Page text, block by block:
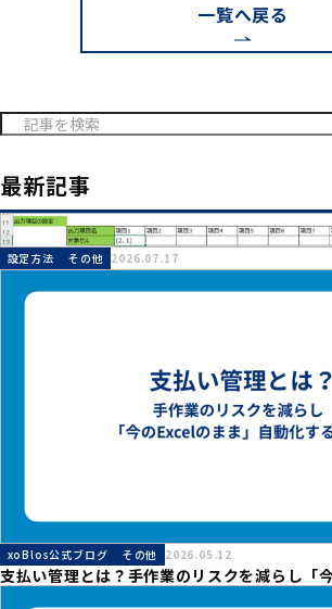
一覧へ戻る
検
最新記事
設定方法 その他 2026.07.17
xoBlos公式ブログ その他 2026.05.12
支払い管理とは？手作業のリスクを減らし「